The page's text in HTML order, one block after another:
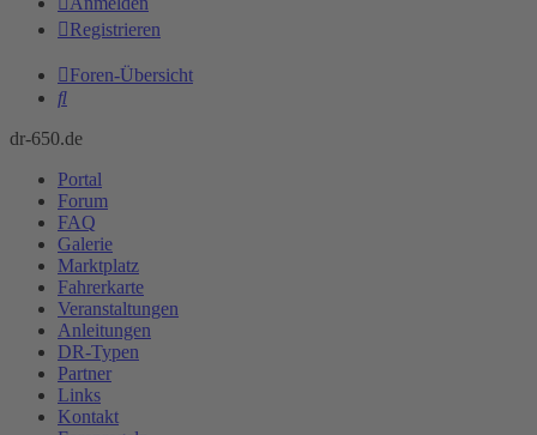
Registrieren
Foren-Übersicht
Suche
dr-650.de
Portal
Forum
FAQ
Galerie
Marktplatz
Fahrerkarte
Veranstaltungen
Anleitungen
DR-Typen
Partner
Links
Kontakt